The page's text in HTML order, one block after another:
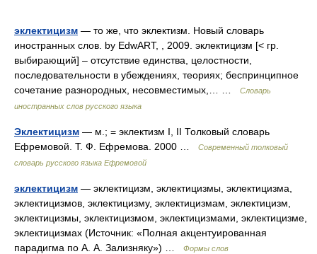
эклектицизм — то же, что эклектизм. Новый словарь
иностранных слов. by EdwART, , 2009. эклектицизм [< гр.
выбирающий] – отсутствие единства, целостности,
последовательности в убеждениях, теориях; беспринципное
сочетание разнородных, несовместимых,… …
Словарь
иностранных слов русского языка
Эклектицизм — м.; = эклектизм I, II Толковый словарь
Ефремовой. Т. Ф. Ефремова. 2000 …
Современный толковый
словарь русского языка Ефремовой
эклектицизм — эклектицизм, эклектицизмы, эклектицизма,
эклектицизмов, эклектицизму, эклектицизмам, эклектицизм,
эклектицизмы, эклектицизмом, эклектицизмами, эклектицизме,
эклектицизмах (Источник: «Полная акцентуированная
парадигма по А. А. Зализняку») …
Формы слов